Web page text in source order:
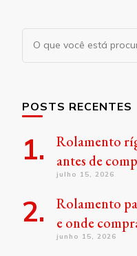
Procurando
algo?
POSTS RECENTES
Rolamento
antes de
julho 15, 2026
Rolamento
e onde
junho 15, 2026